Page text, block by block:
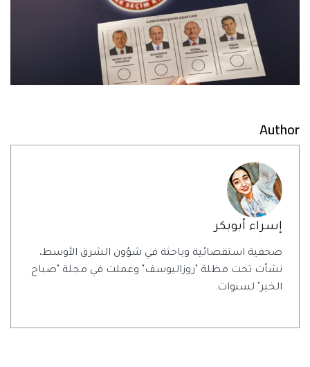
Author
إسراء أبوبكر
صحفية استقصائية وباحثة في شؤون الشرق الأوسط،
نشأت تحت مظلة "روزاليوسف" وعملت في مجلة "صباح
الخير" لسنوات.